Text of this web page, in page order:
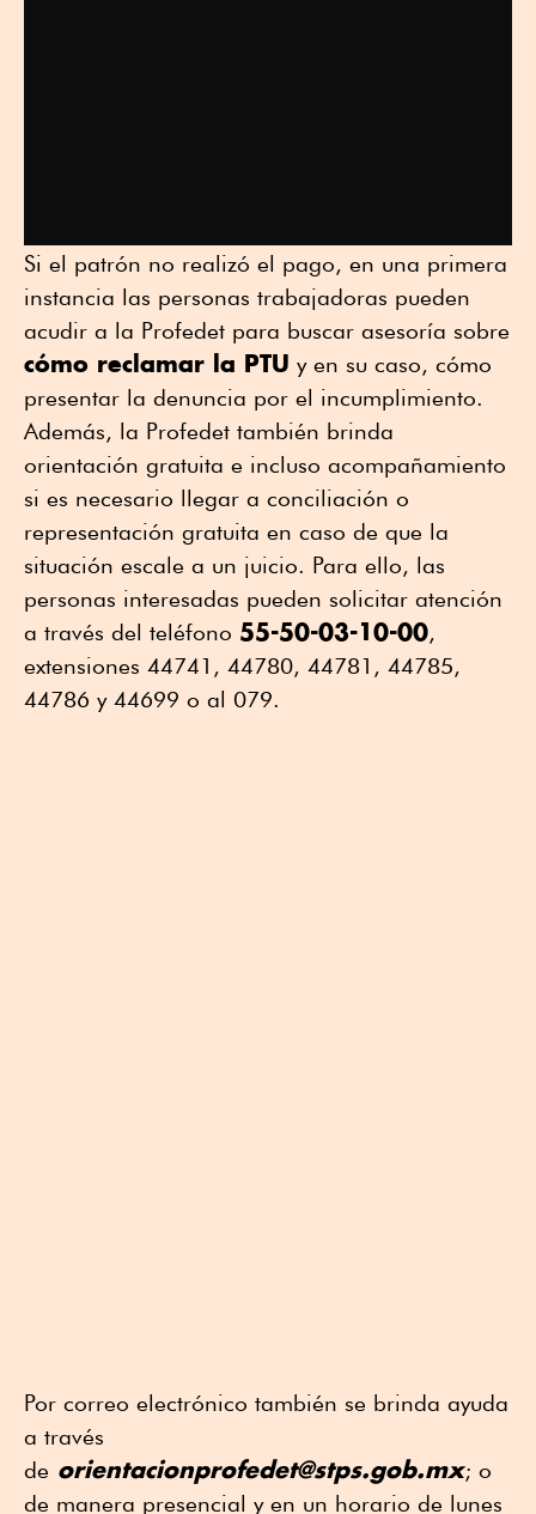
Si el patrón no realizó el pago, en una primera
instancia las personas trabajadoras pueden
acudir a la Profedet para buscar asesoría sobre
cómo reclamar la PTU y en su caso, cómo
presentar la denuncia por el incumplimiento.
Además, la Profedet también brinda
orientación gratuita e incluso acompañamiento
si es necesario llegar a conciliación o
representación gratuita en caso de que la
situación escale a un juicio. Para ello, las
personas interesadas pueden solicitar atención
a través del teléfono 55-50-03-10-00,
extensiones 44741, 44780, 44781, 44785,
44786 y 44699 o al 079.
Por correo electrónico también se brinda ayuda
a través
de orientacionprofedet@stps.gob.mx; o
de manera presencial y en un horario de lunes